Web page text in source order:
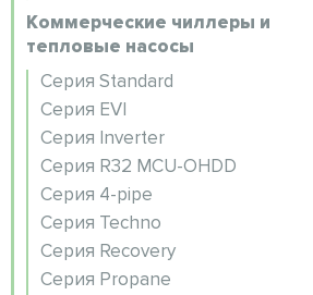
Коммерческие чиллеры и
тепловые насосы
Серия Standard
Серия EVI
Серия Inverter
Серия R32 MCU-OHDD
Серия 4-pipe
Серия Techno
Серия Recovery
Серия Propane